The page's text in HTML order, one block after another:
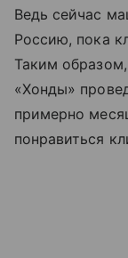
Ведь сейчас
Россию, пока
Таким
«Хонды»
примерно
понравиться